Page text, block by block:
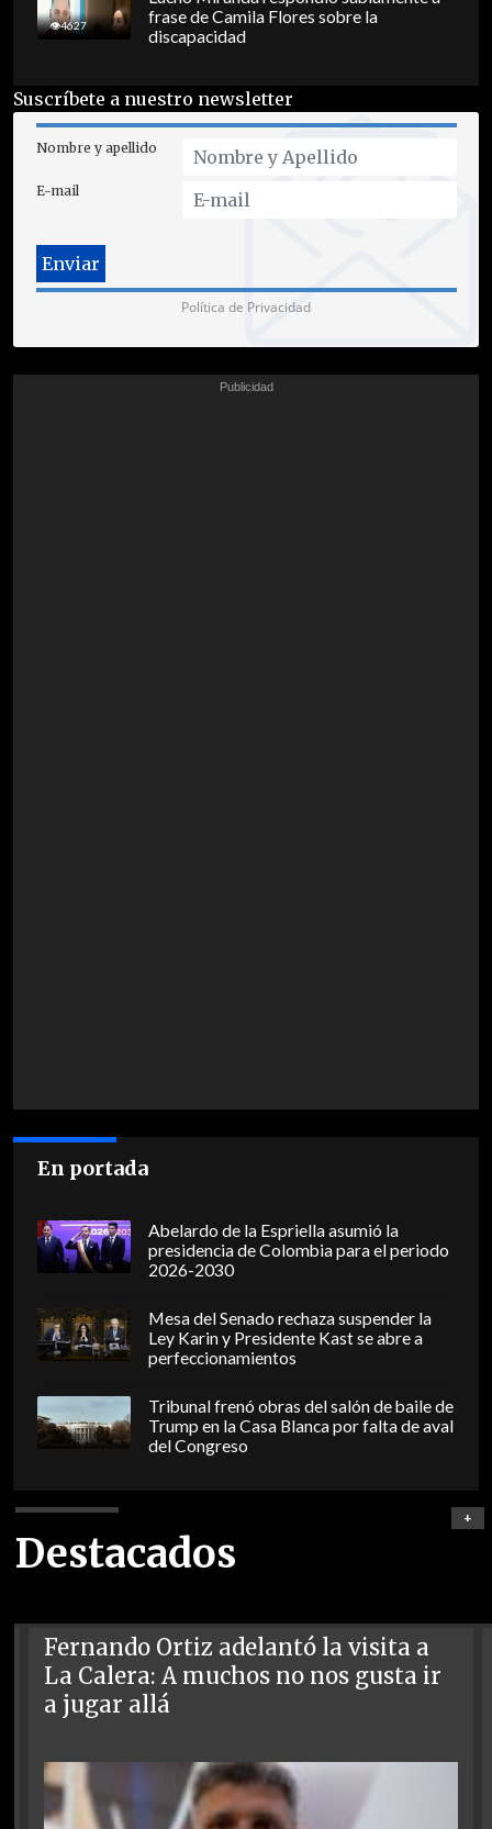
4627
frase de Camila Flores sobre la
discapacidad
Suscríbete a nuestro newsletter
Nombre y apellido
E-mail
Política de Privacidad
En portada
Abelardo de la Espriella asumió la
presidencia de Colombia para el periodo
2026-2030
Mesa del Senado rechaza suspender la
Ley Karin y Presidente Kast se abre a
perfeccionamientos
Tribunal frenó obras del salón de baile de
Trump en la Casa Blanca por falta de aval
del Congreso
Destacados
+
Fernando Ortiz adelantó la visita a
La Calera: A muchos no nos gusta ir
a jugar allá